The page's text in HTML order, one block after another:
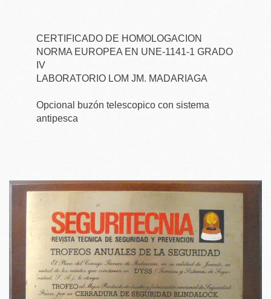
CERTIFICADO DE HOMOLOGACION
NORMA EUROPEA EN UNE-1141-1 GRADO
IV
LABORATORIO LOM JM. MADARIAGA
Opcional buzón telescopico con sistema
antipesca